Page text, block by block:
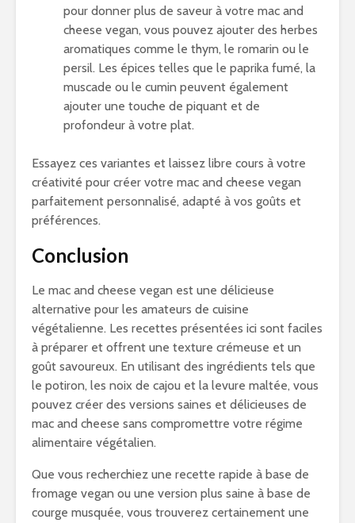
pour donner plus de saveur à votre mac and
cheese vegan, vous pouvez ajouter des herbes
aromatiques comme le thym, le romarin ou le
persil. Les épices telles que le paprika fumé, la
muscade ou le cumin peuvent également
ajouter une touche de piquant et de
profondeur à votre plat.
Essayez ces variantes et laissez libre cours à votre
créativité pour créer votre mac and cheese vegan
parfaitement personnalisé, adapté à vos goûts et
préférences.
Conclusion
Le mac and cheese vegan est une délicieuse
alternative pour les amateurs de cuisine
végétalienne. Les recettes présentées ici sont faciles
à préparer et offrent une texture crémeuse et un
goût savoureux. En utilisant des ingrédients tels que
le potiron, les noix de cajou et la levure maltée, vous
pouvez créer des versions saines et délicieuses de
mac and cheese sans compromettre votre régime
alimentaire végétalien.
Que vous recherchiez une recette rapide à base de
fromage vegan ou une version plus saine à base de
courge musquée, vous trouverez certainement une